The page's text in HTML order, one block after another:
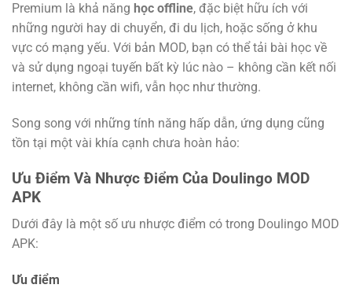
Premium là khả năng học offline, đặc biệt hữu ích với
những người hay di chuyển, đi du lịch, hoặc sống ở khu
vực có mạng yếu. Với bản MOD, bạn có thể tải bài học về
và sử dụng ngoại tuyến bất kỳ lúc nào – không cần kết nối
internet, không cần wifi, vẫn học như thường.
Song song với những tính năng hấp dẫn, ứng dụng cũng
tồn tại một vài khía cạnh chưa hoàn hảo:
Ưu Điểm Và Nhược Điểm Của Doulingo MOD
APK
Dưới đây là một số ưu nhược điểm có trong Doulingo MOD
APK:
Ưu điểm